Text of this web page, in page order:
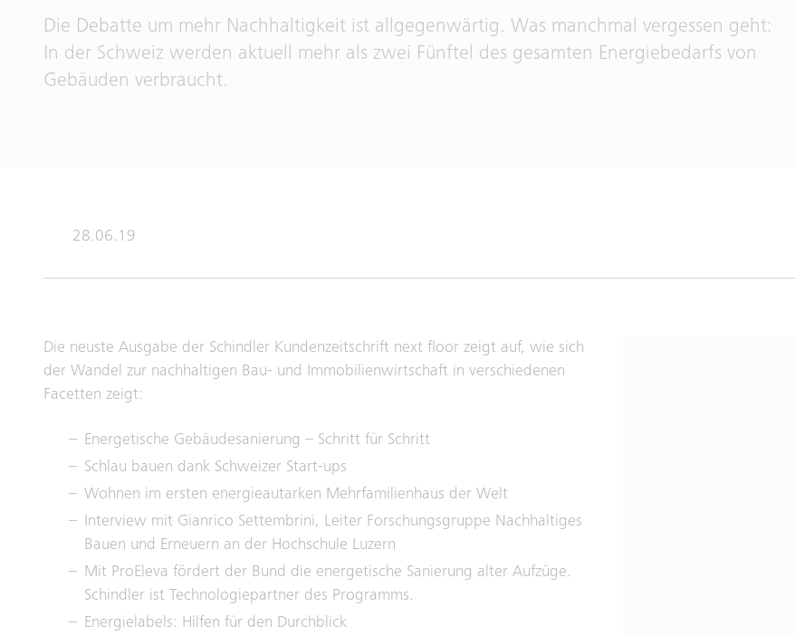
Die Debatte um mehr Nachhaltigkeit ist allgegenwärtig. Was manchmal vergessen geht:
In der Schweiz werden aktuell mehr als zwei Fünftel des gesamten Energiebedarfs von
Gebäuden verbraucht.
28.06.19
Die neuste Ausgabe der Schindler Kundenzeitschrift next floor zeigt auf, wie sich
der Wandel zur nachhaltigen Bau- und Immobilienwirtschaft in verschiedenen
Facetten zeigt:
Energetische Gebäudesanierung – Schritt für Schritt
Schlau bauen dank Schweizer Start-ups
Wohnen im ersten energieautarken Mehrfamilienhaus der Welt
Interview mit Gianrico Settembrini, Leiter Forschungsgruppe Nachhaltiges
Bauen und Erneuern an der Hochschule Luzern
Mit ProEleva fördert der Bund die energetische Sanierung alter Aufzüge.
Schindler ist Technologiepartner des Programms.
Energielabels: Hilfen für den Durchblick